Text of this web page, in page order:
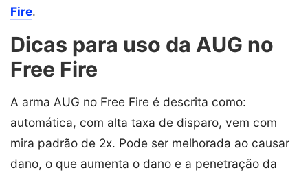
Fire.
Dicas para uso da AUG no
Free Fire
A arma AUG no Free Fire é descrita como:
automática, com alta taxa de disparo, vem com
mira padrão de 2x. Pode ser melhorada ao causar
dano, o que aumenta o dano e a penetração da